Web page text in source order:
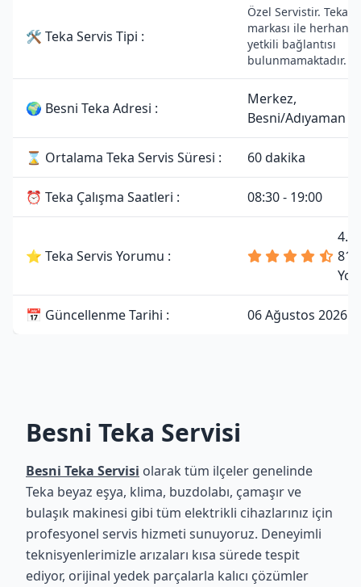
🛠 Teka Servis Tipi :
Özel Servistir. Teka
markası ile
yetkili bağlantısı
bulunmamaktadır.
🌍 Besni Teka Adresi :
Merkez,
Besni/Adıyaman
⌛ Ortalama Teka Servis Süresi : 60 dakika
⏰ Teka Çalışma Saatleri : 08:30 - 19:00
⭐ Teka Servis Yorumu :
4.7
81
📅 Güncellenme Tarihi : 06 Ağustos 2026
Besni Teka Servisi
Besni Teka Servisi olarak tüm ilçeler genelinde
Teka beyaz eşya, klima, buzdolabı, çamaşır ve
bulaşık makinesi gibi tüm elektrikli cihazlarınız için
profesyonel servis hizmeti sunuyoruz. Deneyimli
teknisyenlerimizle arızaları kısa sürede tespit
ediyor, orijinal yedek parçalarla kalıcı çözümler